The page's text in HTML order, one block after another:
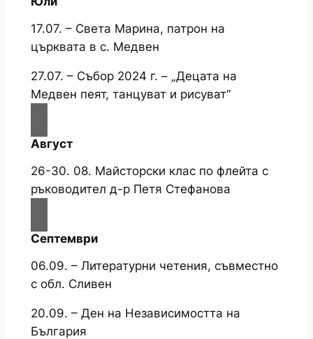
17.07. – Света Марина, патрон на
църквата в с. Медвен
27.07. – Събор 2024 г. – „Децата на
Медвен пеят, танцуват и рисуват“
Август
26-30. 08. Майсторски клас по флейта с
ръководител д-р Петя Стефанова
Септември
06.09. – Литературни четения, съвместно
с обл. Сливен
20.09. – Ден на Независимостта на
България